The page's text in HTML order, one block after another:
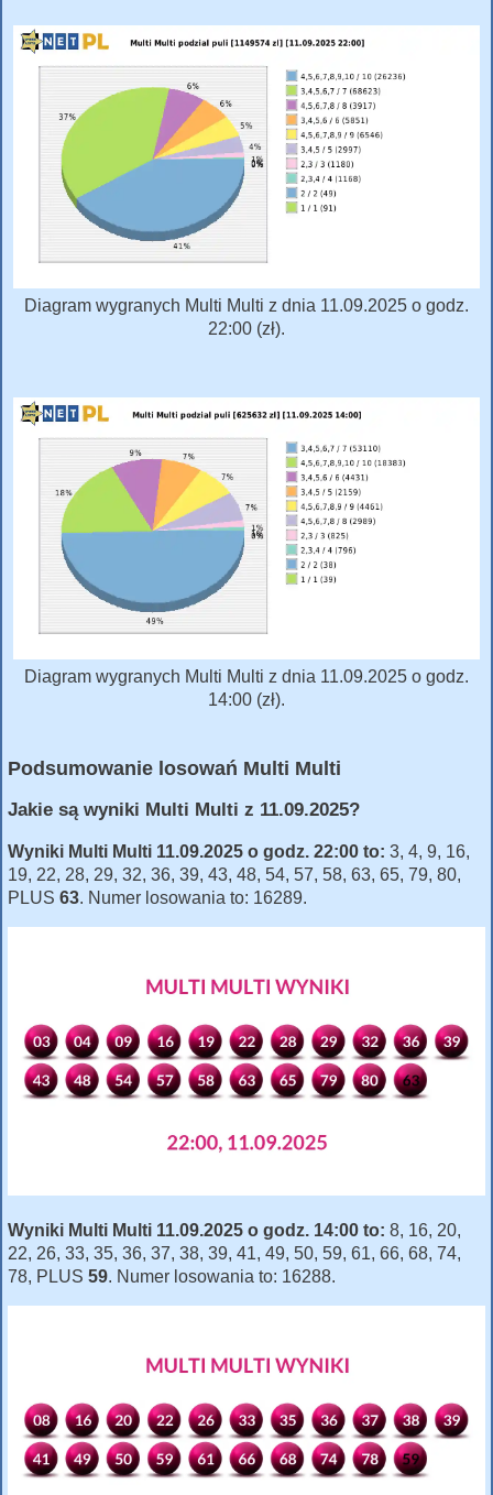
Diagram wygranych Multi Multi z dnia 11.09.2025 o godz.
22:00 (zł).
Diagram wygranych Multi Multi z dnia 11.09.2025 o godz.
14:00 (zł).
Podsumowanie losowań Multi Multi
Jakie są wyniki Multi Multi z 11.09.2025?
Wyniki Multi Multi 11.09.2025 o godz. 22:00 to: 3, 4, 9, 16,
19, 22, 28, 29, 32, 36, 39, 43, 48, 54, 57, 58, 63, 65, 79, 80,
PLUS 63. Numer losowania to: 16289.
Wyniki Multi Multi 11.09.2025 o godz. 14:00 to: 8, 16, 20,
22, 26, 33, 35, 36, 37, 38, 39, 41, 49, 50, 59, 61, 66, 68, 74,
78, PLUS 59. Numer losowania to: 16288.